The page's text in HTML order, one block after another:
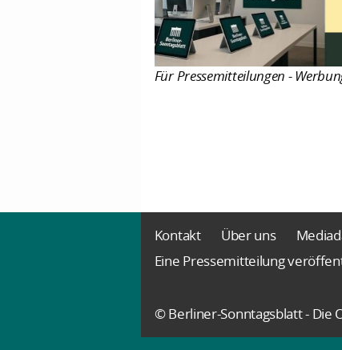
Für Pressemitteilungen -
Kontakt Über uns
Eine Pressemitteilung
© Berliner-Sonntagsblatt - Die